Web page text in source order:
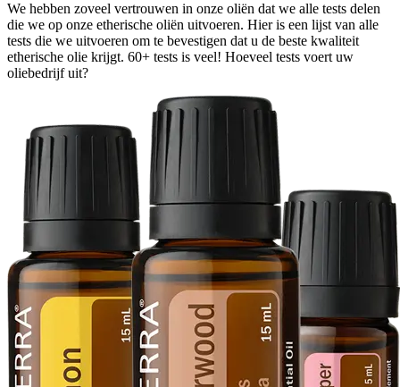
We hebben zoveel vertrouwen in onze oliën dat we alle tests delen
die we op onze etherische oliën uitvoeren. Hier is een lijst van alle
tests die we uitvoeren om te bevestigen dat u de beste kwaliteit
etherische olie krijgt. 60+ tests is veel! Hoeveel tests voert uw
oliebedrijf uit?